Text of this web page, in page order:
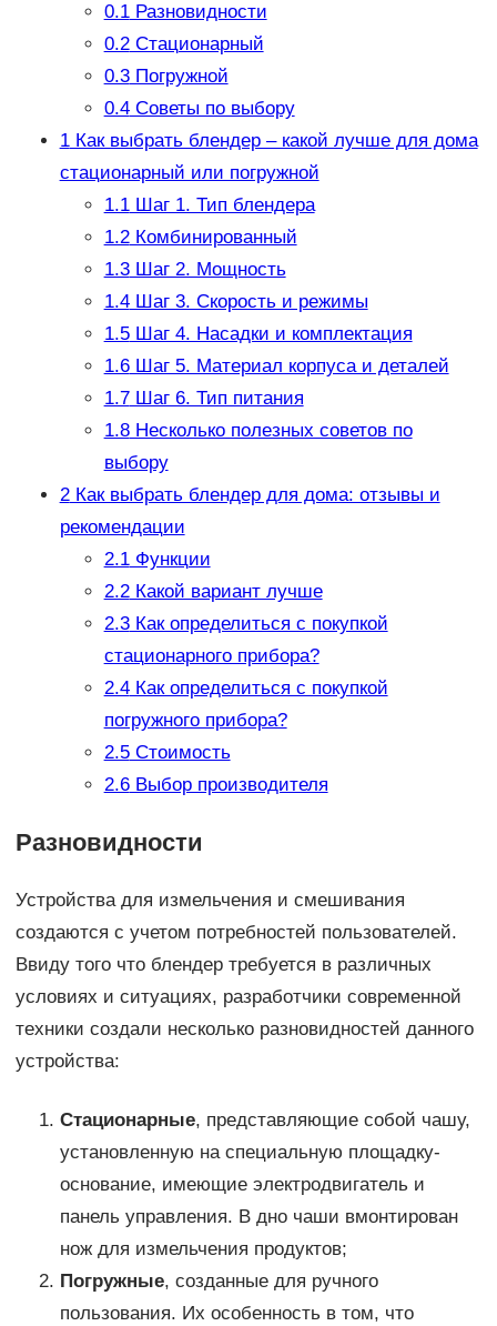
0.1Разновидности
0.2Стационарный
0.3Погружной
0.4Советы по выбору
1Как выбрать блендер – какой лучше для дома
стационарный или погружной
1.1Шаг 1. Тип блендера
1.2Комбинированный
1.3Шаг 2. Мощность
1.4Шаг 3. Скорость и режимы
1.5Шаг 4. Насадки и комплектация
1.6Шаг 5. Материал корпуса и деталей
1.7Шаг 6. Тип питания
1.8Несколько полезных советов по
выбору
2Как выбрать блендер для дома: отзывы и
рекомендации
2.1Функции
2.2Какой вариант лучше
2.3Как определиться с покупкой
стационарного прибора?
2.4Как определиться с покупкой
погружного прибора?
2.5Стоимость
2.6Выбор производителя
Разновидности
Устройства для измельчения и смешивания
создаются с учетом потребностей пользователей.
Ввиду того что блендер требуется в различных
условиях и ситуациях, разработчики современной
техники создали несколько разновидностей данного
устройства:
Стационарные, представляющие собой чашу,
установленную на специальную площадку-
основание, имеющие электродвигатель и
панель управления. В дно чаши вмонтирован
нож для измельчения продуктов;
Погружные, созданные для ручного
пользования. Их особенность в том, что